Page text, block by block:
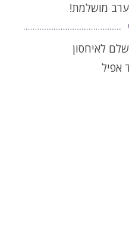
מושלמת!
לאיחסון
אפיל